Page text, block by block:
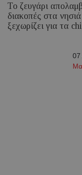
Το ζευγάρι
διακοπές στα
ξεχωρίζει για τα